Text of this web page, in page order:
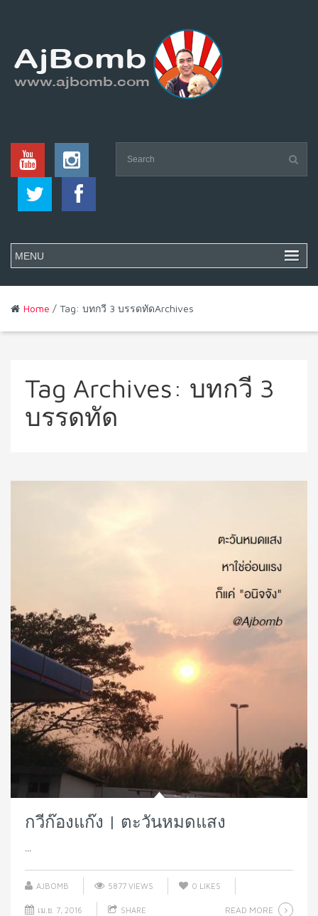
Home / Tag: บทกวี 3 บรรดทัดArchives
Tag Archives: บทกวี 3
บรรดทัด
กวีก๊องแก๊ง | ตะวันหมดแสง
...
AJBOMB 5877 VIEWS 0 LIKES
เม.ย. 7, 2016 SHARE READ MORE